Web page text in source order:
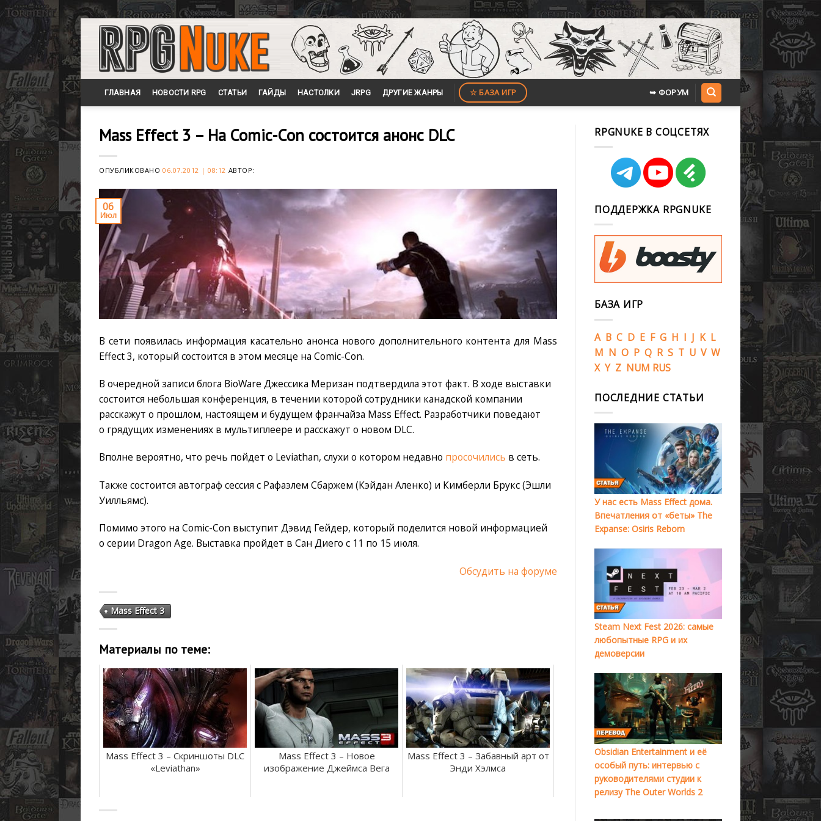
Skip
content
ГЛАВНАЯ НОВОСТИ RPG СТАТЬИ ГАЙДЫ НАСТОЛКИ JRPG ДРУГИЕ ЖАНРЫ ☆ БАЗА ИГР ➥ ФОРУМ
Mass Effect 3 – На Comic-Con состоится анонс DLC
ОПУБЛИКОВАНО06.07.2012 | 08:12 АВТОР:
06
Июл
В сети появилась информация касательно анонса нового дополнительного контента для Mass
Effect 3, который состоится в этом месяце на Comic-Con.
В очередной записи блога BioWare Джессика Меризан подтвердила этот факт. В ходе выставки
состоится небольшая конференция, в течении которой сотрудники канадской компании
расскажут о прошлом, настоящем и будущем франчайза Mass Effect. Разработчики поведают
о грядущих изменениях в мультиплеере и расскажут о новом DLC.
Вполне вероятно, что речь пойдет о Leviathan, слухи о котором недавно просочились в сеть.
Также состоится автограф сессия с Рафаэлем Сбаржем (Кэйдан Аленко) и Кимберли Брукс (Эшли
Уилльямс).
Помимо этого на Comic-Con выступит Дэвид Гейдер, который поделится новой информацией
о серии Dragon Age. Выставка пройдет в Сан Диего с 11 по 15 июля.
Обсудить на форуме
Mass Effect 3
Материалы по теме:
Mass Effect 3 – Скриншоты DLC
«Leviathan»
Mass Effect 3 – Новое
изображение Джеймса Вега
Mass Effect 3 – Забавный арт от
Энди Хэлмса
RPGNUKE В СОЦСЕТЯХ
ПОДДЕРЖКА RPGNUKE
БАЗА ИГР
A B C D E F G H I J K L
M N O P Q R S T U V W
X Y Z NUM RUS
ПОСЛЕДНИЕ СТАТЬИ
У нас есть Mass Effect дома.
Впечатления от «беты» The
Expanse: Osiris Reborn
Steam Next Fest 2026: самые
любопытные RPG и их
демоверсии
Obsidian Entertainment и её
особый путь: интервью с
руководителями студии к
релизу The Outer Worlds 2